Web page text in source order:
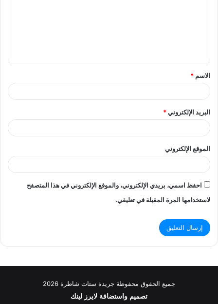
ق
*
الاسم *
البريد الإلكتروني*
الموقع الإلكتروني
احفظ اسمي، بريدي الإلكتروني، والموقع الإلكتروني في هذا المتصفح
لاستخدامها المرة المقبلة في تعليقي.
جميع الحقوق محفوظة جريدة ستات شاطرة 2026
تصميم واستضافة لايرز لينك